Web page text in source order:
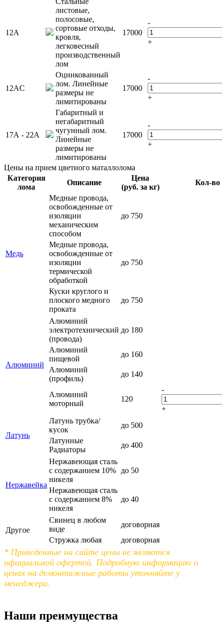
12А
листовые,
полосовые,
сортовые отходы,
кровля,
легковесный
производственный
лом
17000
-
+
12АC
Оцинкованный
лом. Линейные
размеры не
лимитированы
17000
-
+
17А - 22А
Габаритный и
негабаритный
чугунный лом.
Линейные
размеры не
лимитированы
17000
-
+
Цены на прием цветного маталлолома
Категория
лома
Описание
Цена
(руб. за кг)
Кол-во
Медь
Медные провода,
освобожденные от
изоляции
механическим
способом
до 750
Медные провода,
освобожденные от
изоляции
термической
обработкой
до 750
Куски круглого и
плоского медного
проката
до 750
Алюминий
Алюминий
электротехнический
(провода)
до 180
Алюминий
пищевой
до 160
Алюминий
(профиль)
до 140
Алюминий
моторный
120
-
+
Латунь
Латунь трубка/
кусок
до 500
Латунные
Радиаторы
до 400
Нержавейка
Нержавеющая сталь
с содержанием 10%
никеля
до 50
Нержавеющая сталь
с содержанием 8%
никеля
до 40
Другое
Свинец в любом
виде
договорная
Стружка любая
договорная
* Приведенные на сайте цены не являются
официальной офертой. Подробную информацию о
ценах на демонтажные работы уточняйте у
менеджера.
Наши преимущества